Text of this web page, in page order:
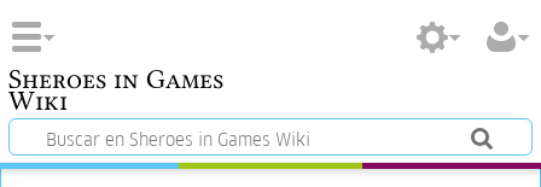
Sheroes in Games
Wiki